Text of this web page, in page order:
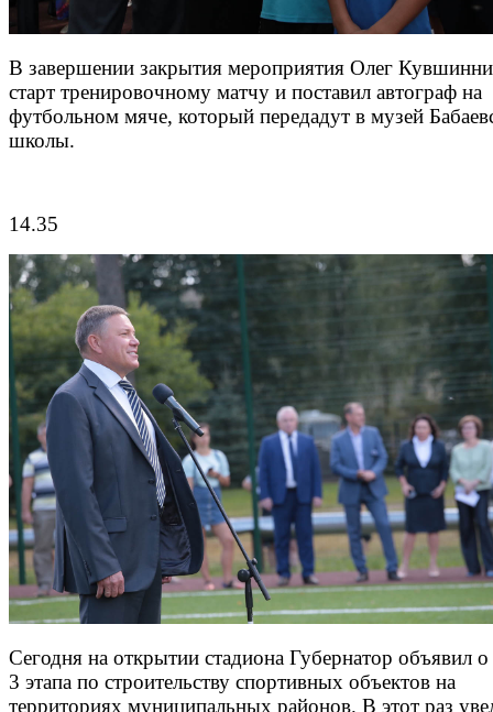
В завершении закрытия мероприятия Олег
старт тренировочному матчу и поставил автограф на
футбольном мяче, который передадут в музей
школы.
14.35
Сегодня на открытии стадиона Губернатор объявил о
3 этапа по строительству спортивных объектов на
территориях муниципальных районов. В этот раз